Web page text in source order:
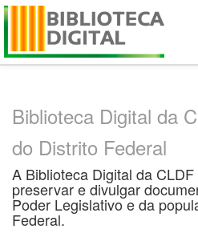
Skip
Biblioteca Digital da
do Distrito Federal
A Biblioteca Digital da
preservar e divulgar
Poder Legislativo e da
Federal.